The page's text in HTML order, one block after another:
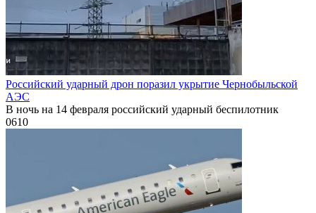
Российский ударный дрон поразил укрытие Чернобыльской
АЭС
В ночь на 14 февраля российский ударный беспилотник
0610